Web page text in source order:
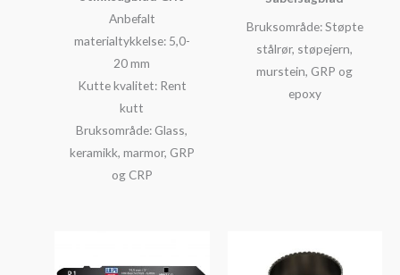
Anbefalt
materialtykkelse: 5,0-
20 mm
Kutte kvalitet: Rent
kutt
Bruksområde: Glass,
keramikk, marmor, GRP
og CRP
Bruksområde: Støpte
stålrør, støpejern,
murstein, GRP og
epoxy